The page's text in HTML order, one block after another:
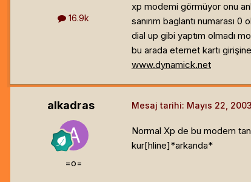
16.9k
xp modemi görmüyor onu
sanırım baglantı numarası 0
dial up gibi yaptım olmadı
bu arada eternet kartı
www.dynamick.net
alkadras
=o=
Mesaj tarihi: Mayıs 22, 2003
Normal Xp de bu modem
kur[hline]*arkanda*